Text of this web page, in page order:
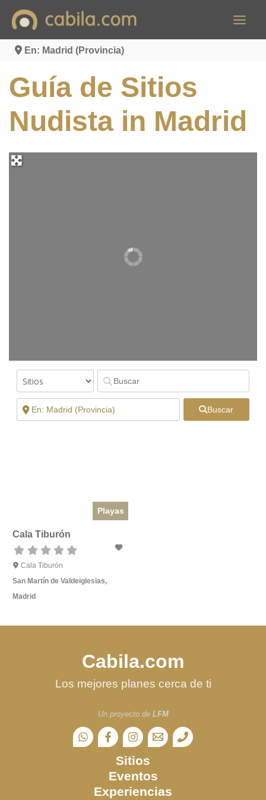
contenido
En: Madrid (Provincia)
Guía de Sitios
Nudista in Madrid
Buscar
Playas
Cala Tiburón
Cala Tiburón
San Martín de Valdeiglesias,
Madrid
Cabila.com
Los mejores planes cerca de ti
Un proyecto de LFM
Sitios
Eventos
Experiencias